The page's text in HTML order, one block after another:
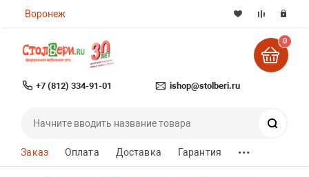
Воронеж
+7 (812) 334-91-01 ishop@stolberi.ru
0
Заказ Оплата Доставка Гарантия ...